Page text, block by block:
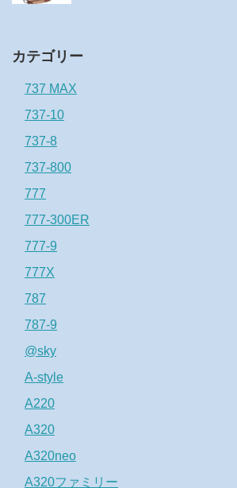
カテゴリー
737 MAX
737-10
737-8
737-800
777
777-300ER
777-9
777X
787
787-9
@sky
A-style
A220
A320
A320neo
A320ファミリー